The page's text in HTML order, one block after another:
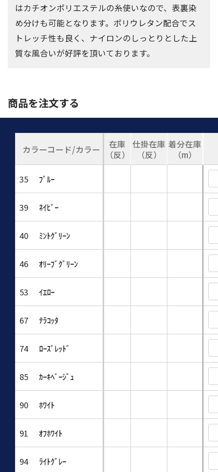
はカチオンポリエステルの糸使いなので、表裏染
め分けも可能となります。ポリウレタン配合でス
トレッチ性も良く、ナイロンのしっとりとした上
質な風合いが好評を頂いております。
商品を注文する
カラーコード/カラー
在庫
（反）
仕掛在庫
（反）
着分在庫
（m）
35 ﾌﾞﾙｰ
39 ﾈｲﾋﾞｰ
40 ﾐﾝﾄｸﾞﾘｰﾝ
46 ｵﾘｰﾌﾞｸﾞﾘｰﾝ
53 ｲｴﾛｰ
67 ﾃﾗｺｯﾀ
74 ﾛｰｽﾞﾚｯﾄﾞ
85 ｶｰｷﾍﾞｰｼﾞｭ
90 ﾎﾜｲﾄ
91 ｵﾌﾎﾜｲﾄ
94 ﾗｲﾄｸﾞﾚｰ